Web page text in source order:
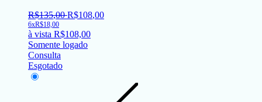
R$135,00 R$108,00
6xR$18,00
à vista R$108,00
Somente logado
Consulta
Esgotado